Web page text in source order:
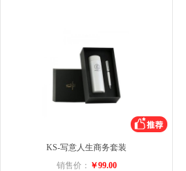
KS-写意人生商务套装
销售价： ￥99.00